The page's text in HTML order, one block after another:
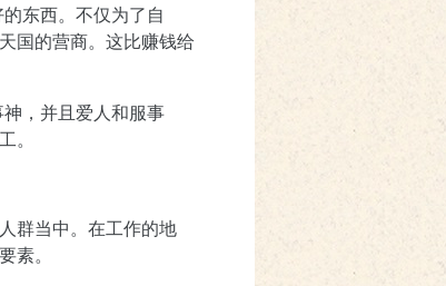
东西。不仅为了自
国的营商。这比赚钱给
，并且爱人和服事
。
群当中。在工作的地
素。